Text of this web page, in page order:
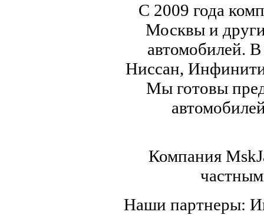
С 2009 года
Москвы и
автомобилей.
Ниссан,
Мы готовы
Компания
Наши партнеры: